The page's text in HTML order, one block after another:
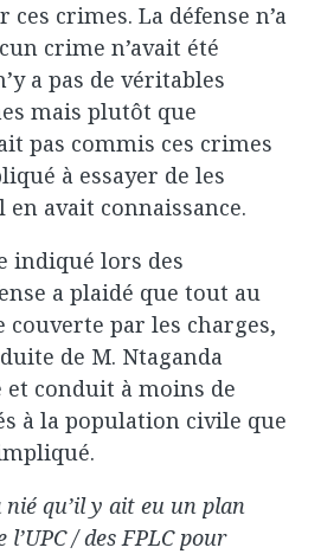
crimes. La défense n’a
crime n’avait été
a pas de véritables
mais plutôt que
pas commis ces crimes
à essayer de les
avait connaissance.
indiqué lors des
a plaidé que tout au
couverte par les charges,
de M. Ntaganda
conduit à moins de
à la population civile que
nié qu’il y ait eu un plan
/ des FPLC pour